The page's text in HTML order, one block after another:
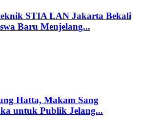
STIA LAN Jakarta Bekali
Baru Menjelang...
Hatta, Makam Sang
untuk Publik Jelang...